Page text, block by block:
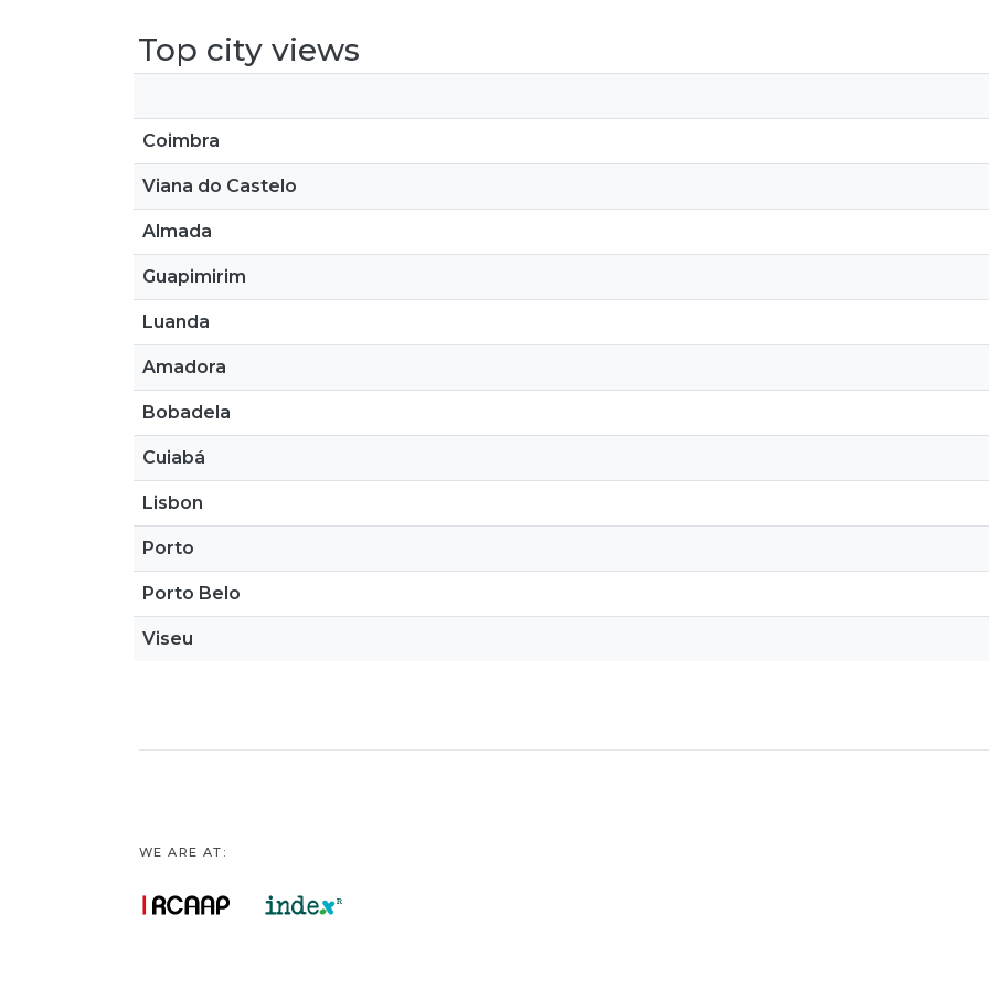
Top city views
Coimbra
Viana do Castelo
Almada
Guapimirim
Luanda
Amadora
Bobadela
Cuiabá
Lisbon
Porto
Porto Belo
Viseu
WE ARE AT: